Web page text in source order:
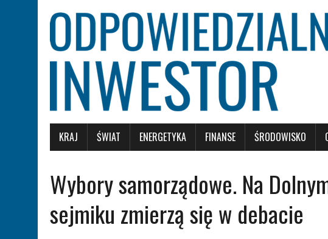
KRAJ ŚWIAT ENERGETYKA FINANSE ŚRODOWISKO
Wybory samorządowe. Na
sejmiku zmierzą się w debacie